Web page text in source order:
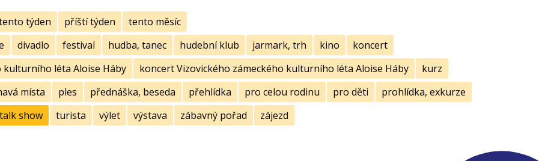
týden příští týden
tento měsíc
divadlo festival hudba, tanec hudební klub jarmark, trh kino
koncert
kulturního léta Aloise Háby
koncert Vizovického zámeckého kulturního léta Aloise Háby
kurz
místa ples přednáška, beseda přehlídka pro celou rodinu pro děti
prohlídka, exkurze
talk show turista výlet výstava zábavný pořad zájezd